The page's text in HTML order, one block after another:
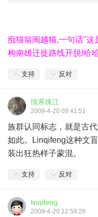
痴猫翁闽越猫,一句话"这
构南雄迁徙路线开脱!哈
支持 反对
情系珠江
2009-4-20 09:41:51
族群认同标志，就是古
如此。Linqifeng这种文
装出狂热样子蒙混。
支持 反对
linqifeng
2009-4-20 12:58:28